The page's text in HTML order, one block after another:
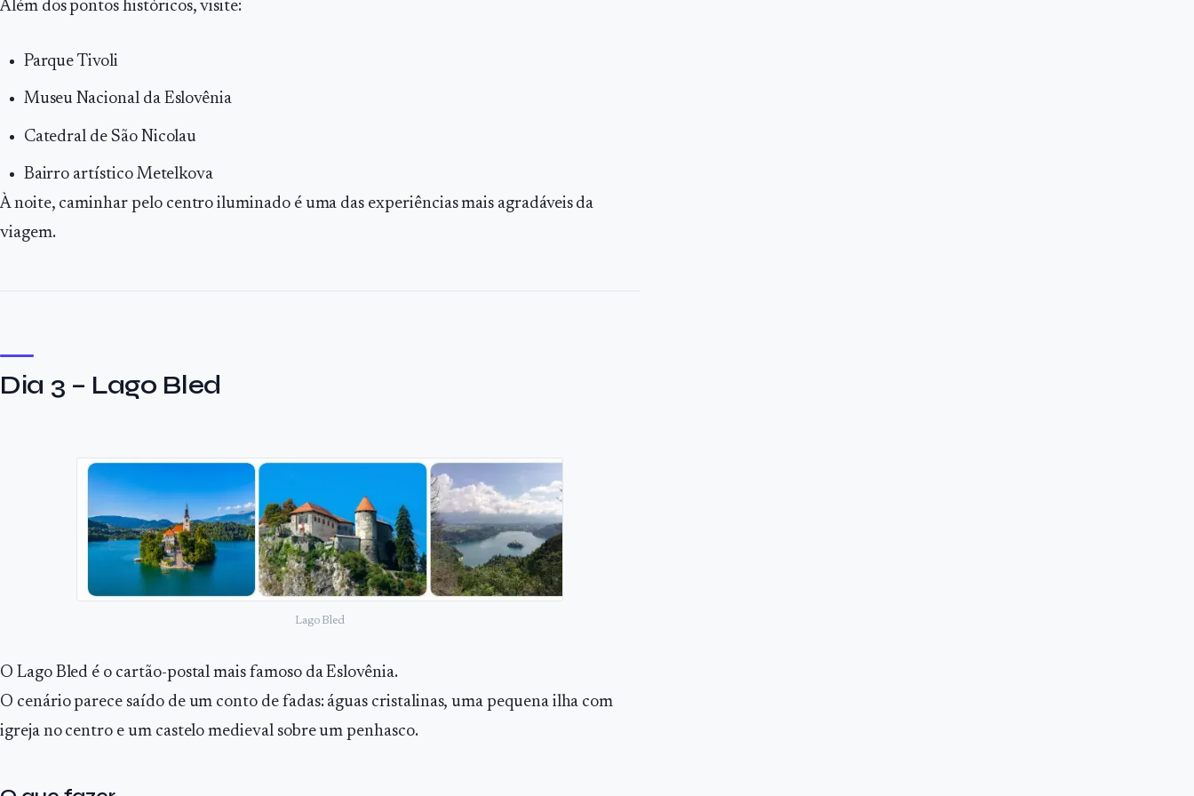
Além dos pontos históricos, visite:
Parque Tivoli
Museu Nacional da Eslovênia
Catedral de São Nicolau
Bairro artístico Metelkova
À noite, caminhar pelo centro iluminado é uma das experiências mais agradáveis da
viagem.
Dia 3 – Lago Bled
Lago Bled
O Lago Bled é o cartão-postal mais famoso da Eslovênia.
O cenário parece saído de um conto de fadas: águas cristalinas, uma pequena ilha com
igreja no centro e um castelo medieval sobre um penhasco.